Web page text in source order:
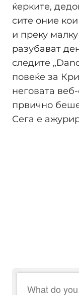
ќерките,
сите оние
и преку
разубават
следите
повеќе за
неговата
првично
Сега е